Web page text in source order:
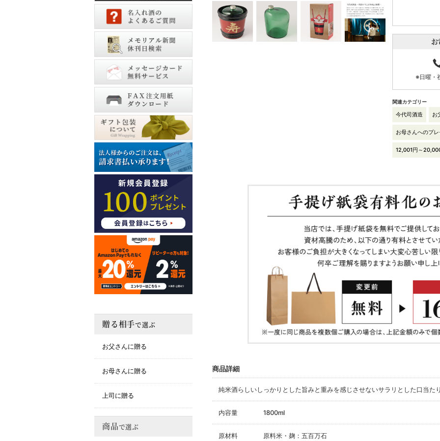
※日曜・
関連カテゴリー
今代司酒造 お
お母さんへのプレ
12,001円～
商品詳細
純米酒らしいしっかりとした旨みと重みを感じさせないサラリとした口当た
内容量 1800ml
原材料
原料米・麹：五百万石
贈る相手で選ぶ
お父さんに贈る
お母さんに贈る
上司に贈る
商品で選ぶ